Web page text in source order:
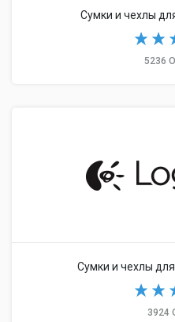
Сумки и чехлы
5236
Сумки и чехлы
3924